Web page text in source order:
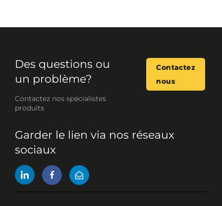
Des questions ou
un problème?
Contactez nos spécialistes
produits
Contactez
nous
Garder le lien via nos réseaux
sociaux